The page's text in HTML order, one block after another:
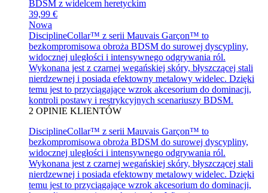
39,99 €
Nowa
DisciplineCollar™ z serii Mauvais Garçon™ to
bezkompromisowa obroża BDSM do surowej dyscypliny,
widocznej uległości i intensywnego odgrywania ról.
Wykonana jest z czarnej wegańskiej skóry, błyszczącej stali
nierdzewnej i posiada efektowny metalowy widelec. Dzięki
temu jest to przyciągające wzrok akcesorium do dominacji,
kontroli postawy i restrykcyjnych scenariuszy BDSM.
2 OPINIE KLIENTÓW
DisciplineCollar™ z serii Mauvais Garçon™ to
bezkompromisowa obroża BDSM do surowej dyscypliny,
widocznej uległości i intensywnego odgrywania ról.
Wykonana jest z czarnej wegańskiej skóry, błyszczącej stali
nierdzewnej i posiada efektowny metalowy widelec. Dzięki
temu jest to przyciągające wzrok akcesorium do dominacji,